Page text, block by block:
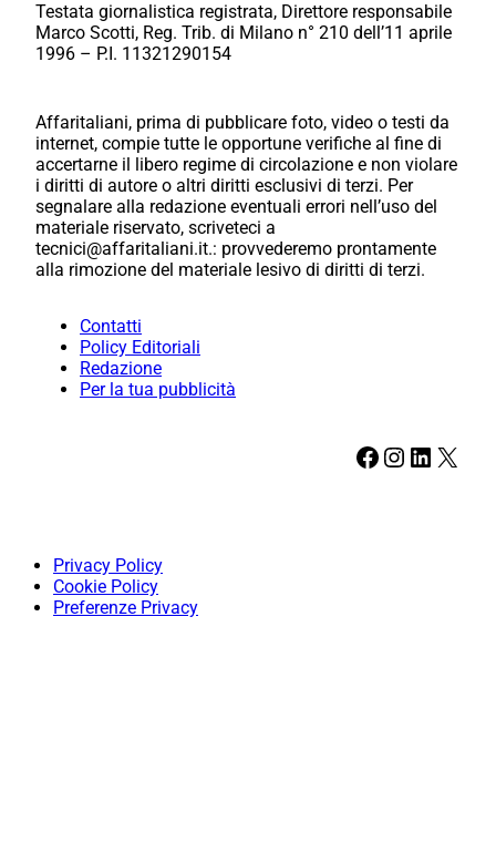
Testata giornalistica registrata, Direttore responsabile
Marco Scotti, Reg. Trib. di Milano n° 210 dell’11 aprile
1996 – P.I. 11321290154
Affaritaliani, prima di pubblicare foto, video o testi da
internet, compie tutte le opportune verifiche al fine di
accertarne il libero regime di circolazione e non violare
i diritti di autore o altri diritti esclusivi di terzi. Per
segnalare alla redazione eventuali errori nell’uso del
materiale riservato, scriveteci a
tecnici@affaritaliani.it.: provvederemo prontamente
alla rimozione del materiale lesivo di diritti di terzi.
Contatti
Policy Editoriali
Redazione
Per la tua pubblicità
Facebook Instagram LinkedIn X
Privacy Policy
Cookie Policy
Preferenze Privacy